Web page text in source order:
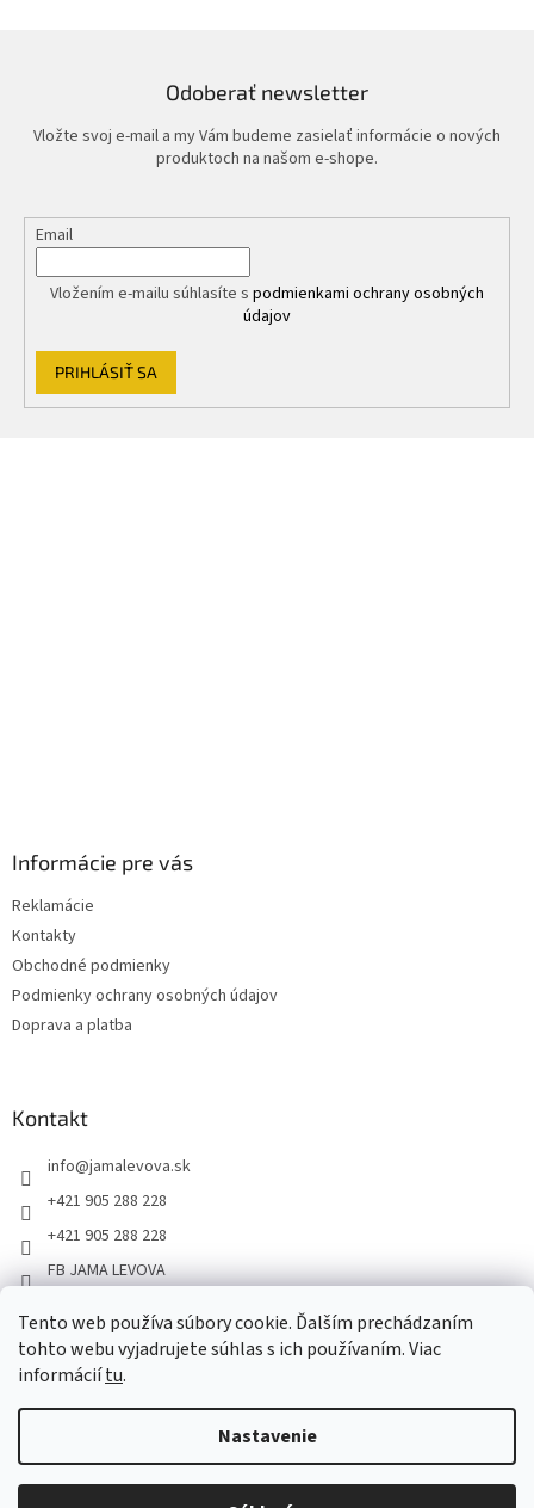
Tento web používa súbory cookie. Ďalším prechádzaním
tohto webu vyjadrujete súhlas s ich používaním. Viac
informáciítu.
Nastavenie
Vážení zákazníci, z dôvodu dovoleniek môže v tomto období
dochádzať ku predĺženiu dodacích lehôt. Od 30.7. do 10.8. bude
e
r
v
y
p
i
s
Odoberať newsletter
Vložte svoj e-mail a my Vám budeme zasielať informácie o nových
produktoch na našom e-shope.
Email
Vložením e-mailu súhlasíte s podmienkami ochrany osobných
údajov
PRIHLÁSIŤ SA
Informácie pre vás
Reklamácie
Kontakty
Obchodné podmienky
Podmienky ochrany osobných údajov
Doprava a platba
Kontakt
info@jamalevova.sk
+421 905 288 228
+421 905 288 228
FB JAMA LEVOVA
JamaLevova
+421905288228